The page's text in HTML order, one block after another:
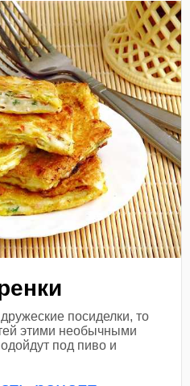
посиделки, то
этими необычными
под пиво и